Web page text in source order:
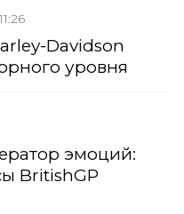
Davidson
уровня
эмоций:
BritishGP